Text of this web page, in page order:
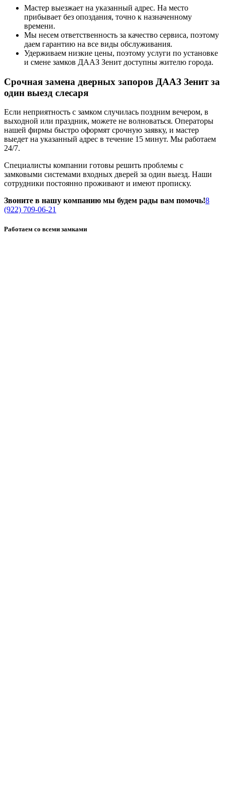
Мастер выезжает на указанный адрес. На место
прибывает без опоздания, точно к назначенному
времени.
Мы несем ответственность за качество сервиса, поэтому
даем гарантию на все виды обслуживания.
Удерживаем низкие цены, поэтому услуги по установке
и смене замков ДААЗ Зенит доступны жителю города.
Срочная замена дверных запоров ДААЗ Зенит за
один выезд слесаря
Если неприятность с замком случилась поздним вечером, в
выходной или праздник, можете не волноваться. Операторы
нашей фирмы быстро оформят срочную заявку, и мастер
выедет на указанный адрес в течение 15 минут. Мы работаем
24/7.
Специалисты компании готовы решить проблемы с
замковыми системами входных дверей за один выезд. Наши
сотрудники постоянно проживают и имеют прописку.
Звоните в нашу компанию мы будем рады вам помочь!8
(922) 709-06-21
Работаем со всеми замками